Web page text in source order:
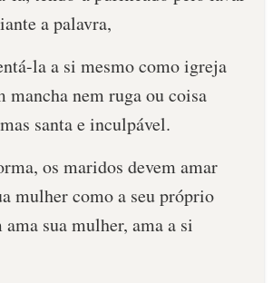
a palavra,
la a si mesmo como igreja
mancha nem ruga ou coisa
santa e inculpável.
os maridos devem amar
mulher como a seu próprio
sua mulher, ama a si